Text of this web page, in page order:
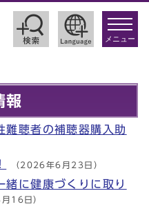
toggle
メニュー
報
難聴者の補聴器購入助
（2026年6月23日）
緒に健康づくりに取り
16日）